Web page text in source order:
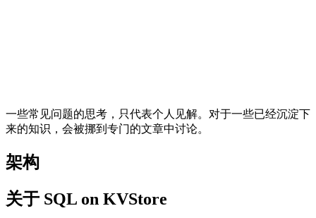
一些常见问题的思考，只代表个人见解。对于一些已经沉淀下
来的知识，会被挪到专门的文章中讨论。
架构
关于 SQL on KVStore